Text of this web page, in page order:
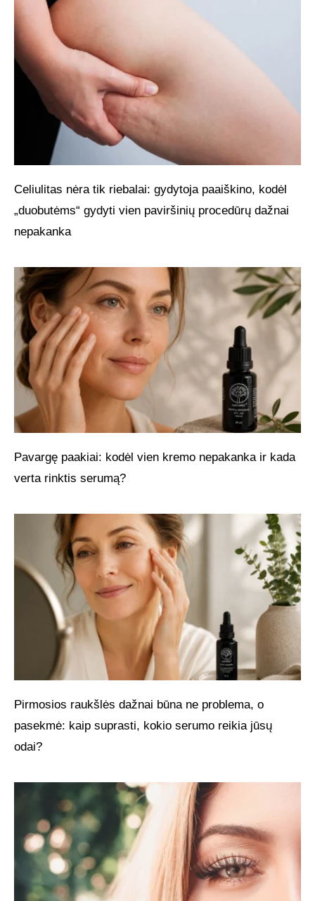
Celiulitas nėra tik riebalai: gydytoja paaiškino, kodėl
„duobutėms“ gydyti vien paviršinių procedūrų dažnai
nepakanka
Pavargę paakiai: kodėl vien kremo nepakanka ir kada
verta rinktis serumą?
Pirmosios raukšlės dažnai būna ne problema, o
pasekmė: kaip suprasti, kokio serumo reikia jūsų
odai?